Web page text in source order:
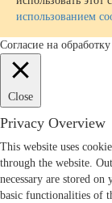
использованием
Согласие на
Close
Privacy Overview
This website uses
through the website.
necessary are stored
basic functionalities of